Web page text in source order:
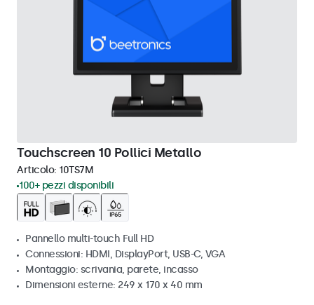
Touchscreen 10 Pollici Metallo
Articolo: 10TS7M
100+ pezzi disponibili
Pannello multi-touch Full HD
Connessioni: HDMI, DisplayPort, USB-C, VGA
Montaggio: scrivania, parete, incasso
Dimensioni esterne: 249 x 170 x 40 mm